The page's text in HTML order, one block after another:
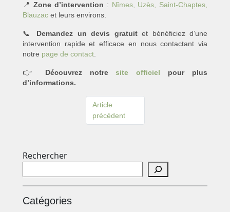
📍Zone d’intervention : Nîmes, Uzès, Saint-Chaptes,
Blauzac et leurs environs.
📞 Demandez un devis gratuitet bénéficiez d’une
intervention rapide et efficace en nous contactant via
notre page de contact.
👉 Découvrez notresite officiel pour plus
d’informations.
Article
précédent
Rechercher
Catégories